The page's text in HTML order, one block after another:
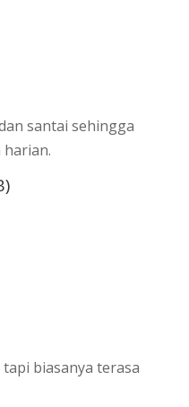
santai sehingga
biasanya terasa